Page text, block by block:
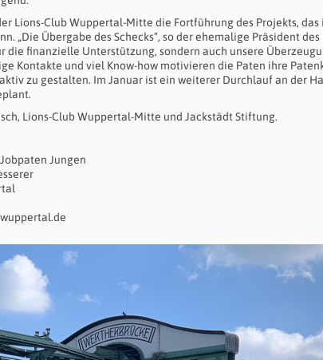
Lions-Club Wuppertal-Mitte die Fortführung des Projekts,
„Die Übergabe des Schecks“, so der ehemalige Präsident
die finanzielle Unterstützung, sondern auch unsere
Kontakte und viel Know-how motivieren die Paten ihre
zu gestalten. Im Januar ist ein weiterer Durchlauf an der
Lions-Club Wuppertal-Mitte und Jackstädt Stiftung.
Jungen